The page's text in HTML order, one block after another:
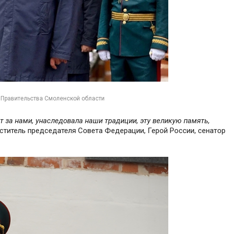
Смоленской области
нами, унаследовала наши традиции, эту великую память,
председателя Совета Федерации, Герой России, сенатор